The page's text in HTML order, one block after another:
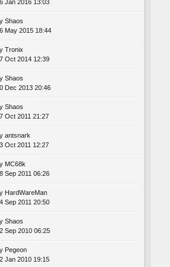
Jan 2016 13:03
Shaos
May 2015 18:44
Tronix
Oct 2014 12:39
Shaos
Dec 2013 20:46
Shaos
Oct 2011 21:27
antsnark
Oct 2011 12:27
MC68k
Sep 2011 06:26
HardWareMan
Sep 2011 20:50
Shaos
Sep 2010 06:25
Pegeon
Jan 2010 19:15